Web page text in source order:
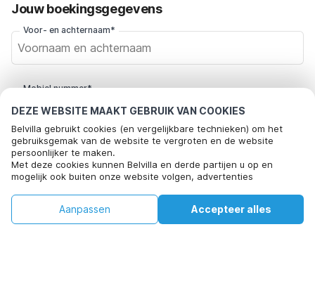
DEZE WEBSITE MAAKT GEBRUIK VAN COOKIES
Belvilla gebruikt cookies (en vergelijkbare technieken) om het
gebruiksgemak van de website te vergroten en de website
persoonlijker te maken.
Met deze cookies kunnen Belvilla en derde partijen u op en
mogelijk ook buiten onze website volgen, advertenties
social media.
Door op "accepteren" te klikken gaat u hiermee akkoord. Meer
informatie vind je in onscookiebeleid.
Accepteer alles
Aanpassen
Jouw boekingsgegevens
Voor- en achternaam*
Mobiel nummer*
+31
E-mailadres*
Klik hier om je af te melden voor aanbiedingsmails van Belvilla. Je
kunt je in de toekomst op elk moment weer afmelden
+
Beschikbaarheid controleren